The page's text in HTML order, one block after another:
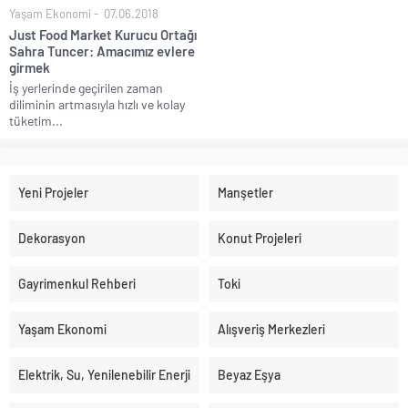
Yaşam Ekonomi 07.06.2018
Just Food Market Kurucu Ortağı
Sahra Tuncer: Amacımız evlere
girmek
İş yerlerinde geçirilen zaman
diliminin artmasıyla hızlı ve kolay
tüketim...
Yeni Projeler Manşetler
Dekorasyon Konut Projeleri
Gayrimenkul Rehberi Toki
Yaşam Ekonomi Alışveriş Merkezleri
Elektrik, Su, Yenilenebilir Enerji Beyaz Eşya